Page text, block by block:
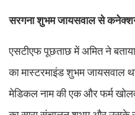
सरगना शुभम जायसवाल से
एसटीएफ पूछताछ में अमित ने
का मास्टरमाइंड शुभम जायसवाल
मेडिकल नाम की एक और फर्म